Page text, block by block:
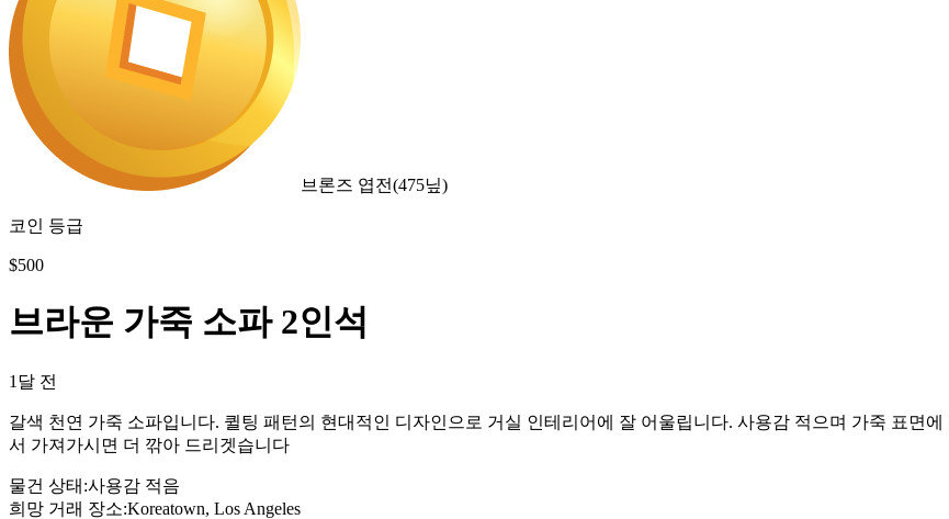
브론즈 엽전(475닢)
코인 등급
$500
브라운 가죽 소파 2인석
1달 전
갈색 천연 가죽 소파입니다. 퀼팅 패턴의 현대적인 디자인으로 거실 인테리어에 잘 어울립니다. 사용감 적으며 가죽 표면
서 가져가시면 더 깎아 드리겟습니다
물건 상태 :사용감 적음
희망 거래 장소:Koreatown, Los Angeles